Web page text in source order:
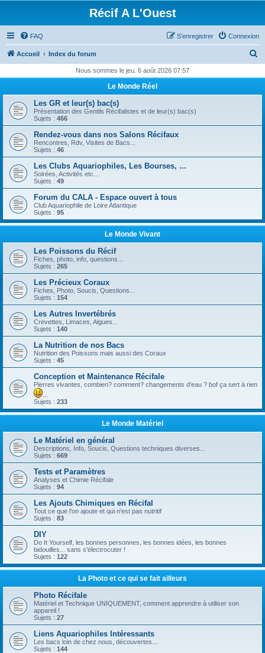
Récif A L'Ouest
FAQ Connexion
S’enregistrer
Accueil Index du forum
h
r
Nous sommes le jeu. 6 août 2026 07:57
Le Monde Réel
Les GR et leur(s) bac(s)
Présentation des Gentils Récifalistes et de leur(s) bac(s)
Sujets : 466
Rendez-vous dans nos Salons Récifaux
Rencontres, Rdv, Visites de Bacs...
Sujets : 46
Les Clubs Aquariophiles, Les Bourses, ...
Soirées, Activités etc...
Sujets : 49
Forum du CALA - Espace ouvert à tous
Club Aquariophile de Loire Atlantique
Sujets : 95
Le Monde Vivant
Les Poissons du Récif
Fiches, photo, info, questions...
Sujets : 265
Les Précieux Coraux
Fiches, Photo, Soucis, Questions...
Sujets : 154
Les Autres Invertébrés
Crevettes, Limaces, Algues...
Sujets : 140
La Nutrition de nos Bacs
Nutrition des Poissons mais aussi des Coraux
Sujets : 45
Conception et Maintenance Récifale
Pierres vivantes, combien? comment? changements d'eau ? bof ça sert à rien
Sujets : 233
Le Monde Matériel
Le Matériel en général
Descriptions, Info, Soucis, Questions techniques diverses...
Sujets : 669
Tests et Paramètres
Analyses et Chimie Récifale
Sujets : 94
Les Ajouts Chimiques en Récifal
Tout ce que l'on ajoute et qui n'est pas nutritif
Sujets : 83
DIY
Do It Yourself, les bonnes personnes, les bonnes idées, les bonnes
bidouilles... sans s'électrocuter !
Sujets : 122
La Photo et ce qui se fait ailleurs
Photo Récifale
Matériel et Technique UNIQUEMENT, comment apprendre à utiliser son
appareil !
Sujets : 27
Liens Aquariophiles Intéressants
Les bacs loin de chez nous, découvertes...
Sujets : 144